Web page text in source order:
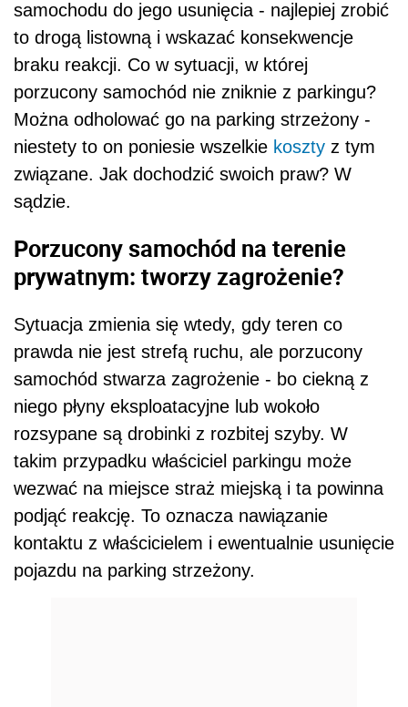
samochodu do jego usunięcia - najlepiej zrobić
to drogą listowną i wskazać konsekwencje
braku reakcji. Co w sytuacji, w której
porzucony samochód nie zniknie z parkingu?
Można odholować go na parking strzeżony -
niestety to on poniesie wszelkie koszty z tym
związane. Jak dochodzić swoich praw? W
sądzie.
Porzucony samochód na terenie
prywatnym: tworzy zagrożenie?
Sytuacja zmienia się wtedy, gdy teren co
prawda nie jest strefą ruchu, ale porzucony
samochód stwarza zagrożenie - bo ciekną z
niego płyny eksploatacyjne lub wokoło
rozsypane są drobinki z rozbitej szyby. W
takim przypadku właściciel parkingu może
wezwać na miejsce straż miejską i ta powinna
podjąć reakcję. To oznacza nawiązanie
kontaktu z właścicielem i ewentualnie usunięcie
pojazdu na parking strzeżony.